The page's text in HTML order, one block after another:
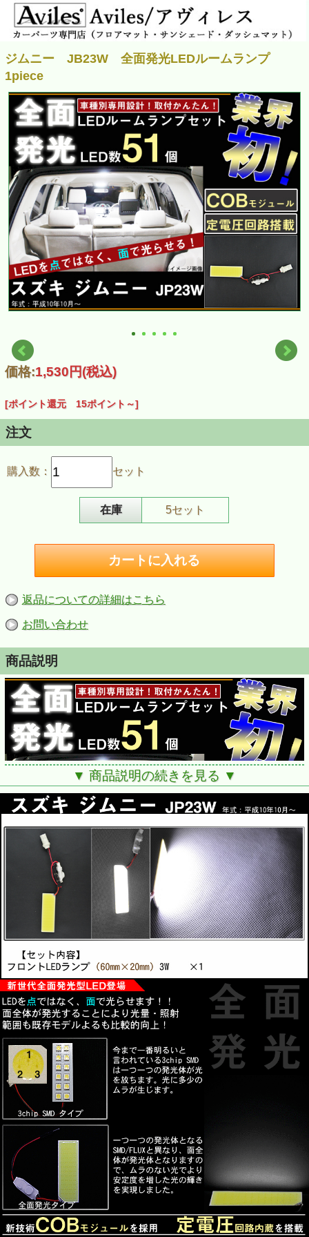
ジムニー JB23W 全面発光LEDルームランプ
1piece
価格:1,530円(税込)
[ポイント還元 15ポイント～]
注文
購入数： セット
在庫 5セット
返品についての詳細はこちら
お問い合わせ
商品説明
■適合：ジムニーJB/23W
■年式:H10/10-現在
■新世代全面発光型LED登場
LEDを点ではなく、面で光らせます！
一つ一つの発光体となるSMD/FLUXと異なり、面全体が発
光体となりので、
ムラのない光でより安定度を増した光の輝きを実現しまし
た。
■新技術COBモジュールを採用
発光面の底に搭載されている新技術のCOBモジュールが
発光体全面を光らすこと
により、SMD/FLUXより薄く明るいランプが実現しまし
た。
■定電圧回路内蔵
発光駆動に定電流回路に内装しており、ハイブリッド車、
アイドリングストップ
付車等の電圧振れ幅の大きい車両で起こるチラツキや光源
の明滅をなくし安定し
た点灯をします。
■長寿命 省エネ
COBモジュールの寿命は約30，000～50，000時間となり
ます。
ほぼ取替える必要がないので、従来より経済的になりま
す。
※寿命時間は状況などにより異なる場合がございます。
発光の際に必要なエネルギーを効率よく熱を持たさずに発
光させることを実現。
■3種類のアダプターが付属
T10ウェッジ型
T10ヒューズ型（29mm～41mm)
▼ 商品説明の続きを見る ▼